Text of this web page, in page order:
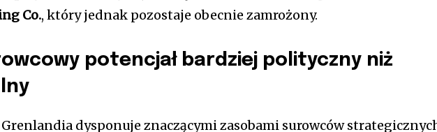
Co., który jednak pozostaje obecnie zamrożony.
potencjał bardziej polityczny niż
Grenlandia dysponuje znaczącymi zasobami surowców